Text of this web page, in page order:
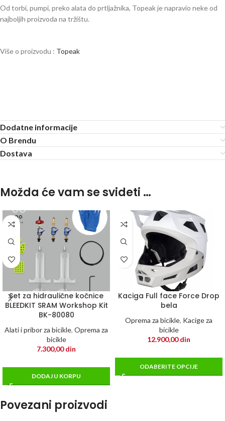
Od torbi, pumpi, preko alata do prtljažnika, Topeak je napravio neke od
najboljih proizvoda na tržištu.
Više o proizvodu : Topeak
Dodatne informacije
O Brendu
Dostava
Možda će vam se svideti …
Set za hidraulične kočnice
BLEEDKIT SRAM Workshop Kit
BK-80080
Alati i pribor za bicikle, Oprema za
bicikle
7.300,00din
DODAJ U KORPU
Kaciga Full face Force Drop
bela
Oprema za bicikle, Kacige za
bicikle
12.900,00din
ODABERITE OPCIJE
Povezani proizvodi